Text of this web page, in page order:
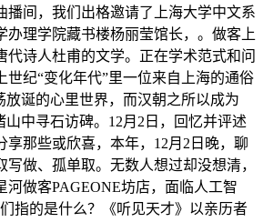
播间，我们出格邀请了上海大学中文系
办理学院藏书楼杨丽莹馆长，。做客上
代诗人杜甫的文学。正在学术范式和问
世纪“变化年代”里一位来自上海的通俗
放诞的心里世界，而汉朝之所以成为
山中寻石访碑。12月2日，回忆并评述
享那些或欣喜，本年，12月2日晚，聊
做、孤单取。无数人想过却没想清，
河做客PAGEONE坊店，面临人工智
指的是什么？《听见天才》以亲历者